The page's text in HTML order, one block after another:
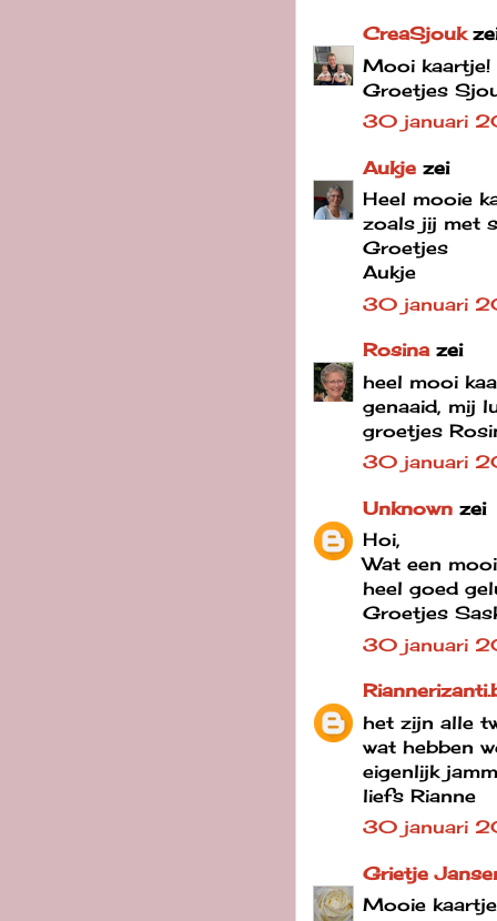
CreaSjouk
Mooi kaartje!
Groetjes
30 januari
Aukje zei
Heel mooie
zoals jij met
Groetjes
Aukje
30 januari
Rosina zei
heel mooi
genaaid, mij
groetjes
30 januari
Unknown zei
Hoi,
Wat een
heel goed
Groetjes
30 januari
het zijn alle
wat hebben
eigenlijk
liefs Rianne
30 januari
Grietje
Mooie